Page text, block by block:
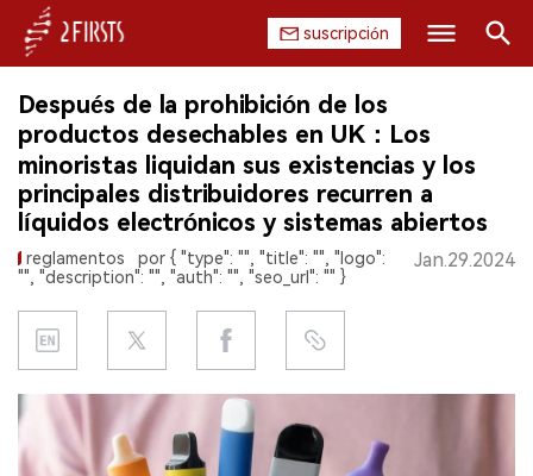
suscripción
INICIO
EMPRESA
PRODUCTO
REGULACIÓN
CHINA
DATOS
EXPOSICIÓN
Después de la prohibición de los
productos desechables en UK：Los
minoristas liquidan sus existencias y los
principales distribuidores recurren a
líquidos electrónicos y sistemas abiertos
reglamentos
por { "type": "", "title": "", "logo":
"", "description": "", "auth": "", "seo_url": "" }
Jan.29.2024